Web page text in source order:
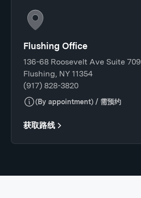
Flushing Office
136-68 Roosevelt Ave Suite 709
Flushing, NY 11354
(917) 828-3820
(By appointment) / 需预约
获取路线